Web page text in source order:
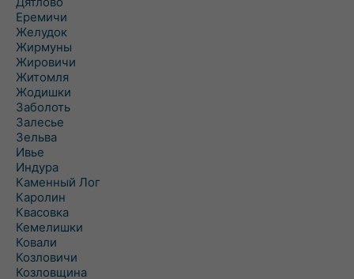
Еремичи
Желудок
Жирмуны
Жировичи
Житомля
Жодишки
Заболоть
Залесье
Зельва
Ивье
Индура
Каменный Лог
Каролин
Квасовка
Кемелишки
Ковали
Козловичи
Козловщина